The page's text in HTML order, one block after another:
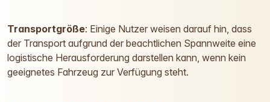
Transportgröße: Einige Nutzer weisen darauf hin, dass
der Transport aufgrund der beachtlichen Spannweite eine
logistische Herausforderung darstellen kann, wenn kein
geeignetes Fahrzeug zur Verfügung steht.